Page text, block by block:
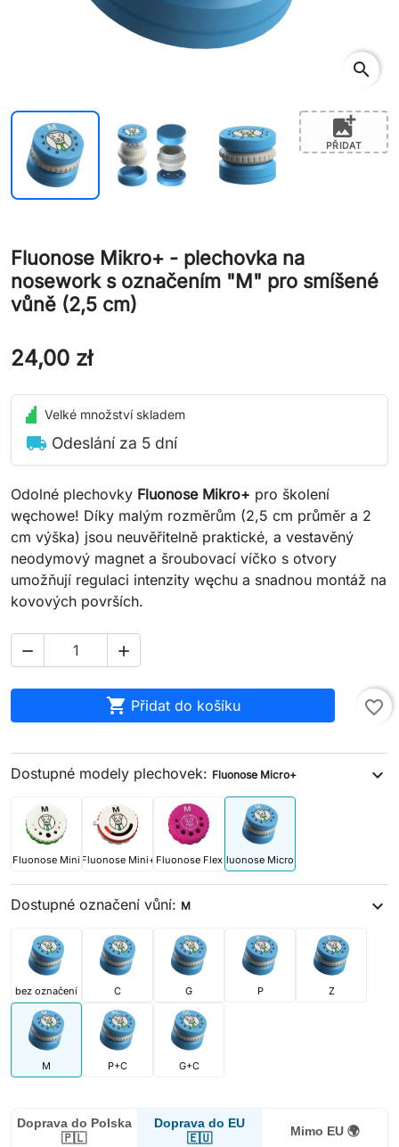
search
add_photo_alternate
PŘIDAT
Fluonose Mikro+ - plechovka na
nosework s označením "M" pro smíšené
vůně (2,5 cm)
24,00 zł
Velké množství skladem
local_shipping Odeslání za 5 dní
Odolné plechovky Fluonose Mikro+ pro školení
węchowe! Díky malým rozměrům (2,5 cm průměr a 2
cm výška) jsou neuvěřitelně praktické, a vestavěný
neodymový magnet a šroubovací víčko s otvory
umožňují regulaci intenzity węchu a snadnou montáž na
kovových površích.
 
 Přidat do košíku favorite_border
Dostupné modely plechovek: Fluonose Micro+ expand_more
Fluonose Mini Fluonose Mini+ Fluonose FlexFluonose Micro+
Dostupné označení vůní: M expand_more
bez označení C G P Z
M P+C G+C
Doprava do Polska
🇵🇱
Doprava do EU
🇪🇺
Mimo EU 🌍